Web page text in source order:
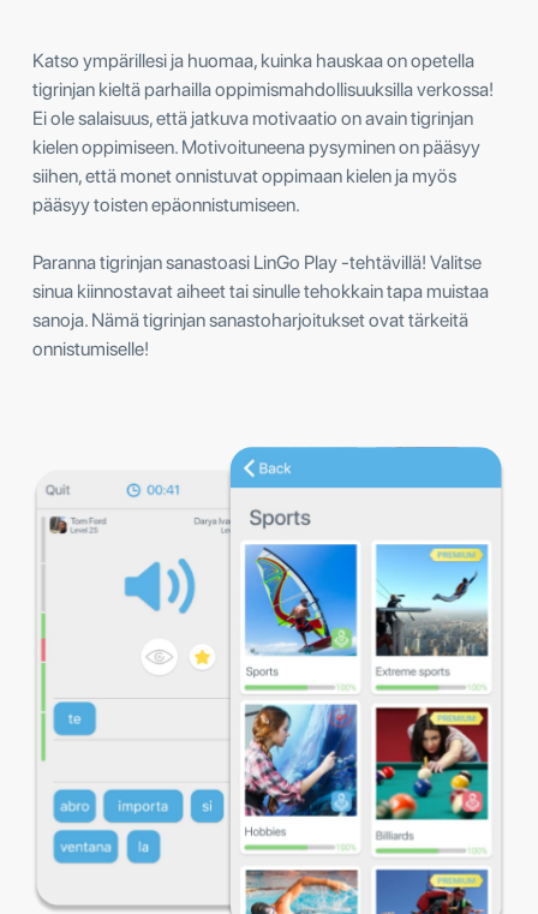
Katso ympärillesi ja huomaa, kuinka hauskaa on opetella
tigrinjan kieltä parhailla oppimismahdollisuuksilla verkossa!
Ei ole salaisuus, että jatkuva motivaatio on avain tigrinjan
kielen oppimiseen. Motivoituneena pysyminen on pääsyy
siihen, että monet onnistuvat oppimaan kielen ja myös
pääsyy toisten epäonnistumiseen.
Paranna tigrinjan sanastoasi LinGo Play -tehtävillä! Valitse
sinua kiinnostavat aiheet tai sinulle tehokkain tapa muistaa
sanoja. Nämä tigrinjan sanastoharjoitukset ovat tärkeitä
onnistumiselle!